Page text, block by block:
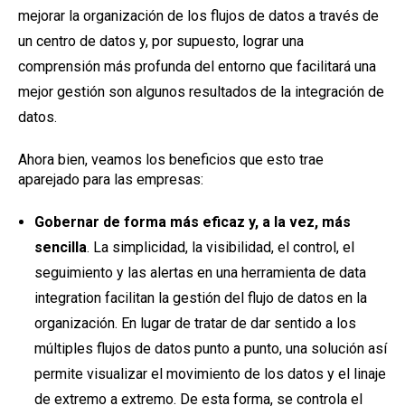
mejorar la organización de los flujos de datos a través de
un centro de datos y, por supuesto, lograr una
comprensión más profunda del entorno que facilitará una
mejor gestión son algunos resultados de la integración de
datos.
Ahora bien, veamos los beneficios que esto trae
aparejado para las empresas:
Gobernar de forma más eficaz y, a la vez, más
sencilla. La simplicidad, la visibilidad, el control, el
seguimiento y las alertas en una herramienta de data
integration facilitan la gestión del flujo de datos en la
organización. En lugar de tratar de dar sentido a los
múltiples flujos de datos punto a punto, una solución así
permite visualizar el movimiento de los datos y el linaje
de extremo a extremo. De esta forma, se controla el